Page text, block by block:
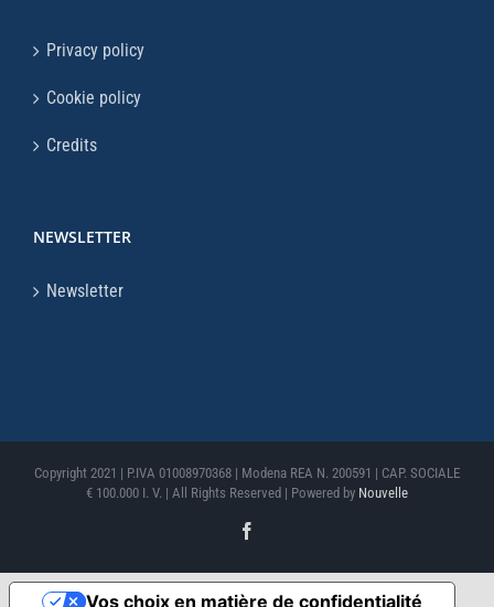
Privacy policy
Cookie policy
Credits
NEWSLETTER
Newsletter
Copyright 2021 | P.IVA 01008970368 | Modena REA N. 200591 | CAP. SOCIALE
€ 100.000 I. V. | All Rights Reserved | Powered by Nouvelle
Vos choix en matière de confidentialité